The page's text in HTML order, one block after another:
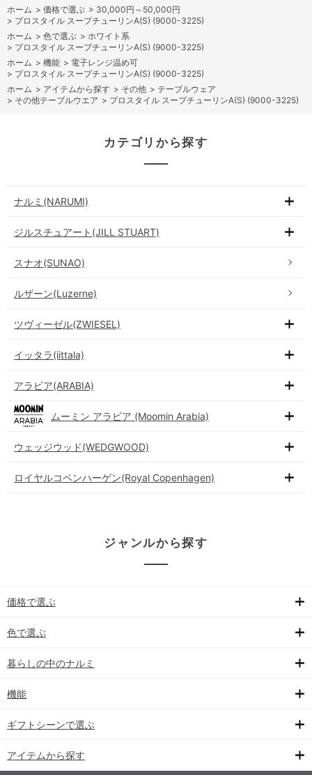
ホーム > 価格で選ぶ > 30,000円～50,000円
> プロスタイル スープチューリンA(S) (9000-3225)
ホーム > 色で選ぶ > ホワイト系
> プロスタイル スープチューリンA(S) (9000-3225)
ホーム > 機能 > 電子レンジ温め可
> プロスタイル スープチューリンA(S) (9000-3225)
ホーム > アイテムから探す > その他 > テーブルウェア
> その他テーブルウエア > プロスタイル スープチューリンA(S) (9000-3225)
カテゴリから探す
ナルミ(NARUMI)
ジルスチュアート(JILL STUART)
スナオ(SUNAO)
ルザーン(Luzerne)
ツヴィーゼル(ZWIESEL)
イッタラ(iittala)
アラビア(ARABIA)
ムーミン アラビア (Moomin Arabia)
ウェッジウッド(WEDGWOOD)
ロイヤルコペンハーゲン(Royal Copenhagen)
ジャンルから探す
価格で選ぶ
色で選ぶ
暮らしの中のナルミ
機能
ギフトシーンで選ぶ
アイテムから探す